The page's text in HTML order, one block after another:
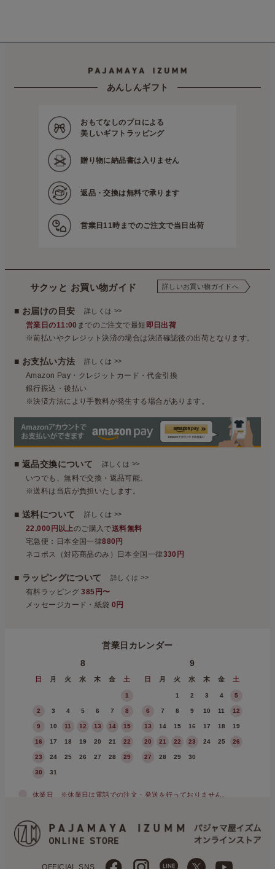
あんしんギフト
おもてなしのプロによる
美しいギフトラッピング
贈り物に納品書は入りません
返品・交換は無料で承ります
営業日11時までのご注文で当日出荷
サクッと お買い物ガイド 詳しいお買い物ガイドへ
■ お届けの目安 詳しくは >>
営業日の11:00 までのご注文で最短 即日出荷
※前払いやクレジット決済の場合は決済確認後の出荷となります。
■ お支払い方法 詳しくは >>
Amazon Pay・クレジットカード・代金引換
銀行振込・後払い
※決済方法により手数料が発生する場合があります。
■ 返品交換について 詳しくは >>
いつでも、無料で交換・返品可能。
※送料は当店が負担いたします。
■ 送料について 詳しくは >>
22,000円以上のご購入で送料無料
宅急便：日本全国一律880円
ネコポス（対応商品のみ）日本全国一律330円
■ ラッピングについて詳しくは>>
有料ラッピング385円〜
メッセージカード・紙袋0円
営業日カレンダー
8
日 月 火 水 木 金 土
1
2 3 4 5 6 7 8
9 10 11 12 13 14 15
16 17 18 19 20 21 22
23 24 25 26 27 28 29
30 31
9
日 月 火 水 木 金 土
1 2 3 4 5
6 7 8 9 10 11 12
13 14 15 16 17 18 19
20 21 22 23 24 25 26
27 28 29 30
休業日 ※休業日は電話での注文・発送を行っておりません。
OFFICIAL SNS